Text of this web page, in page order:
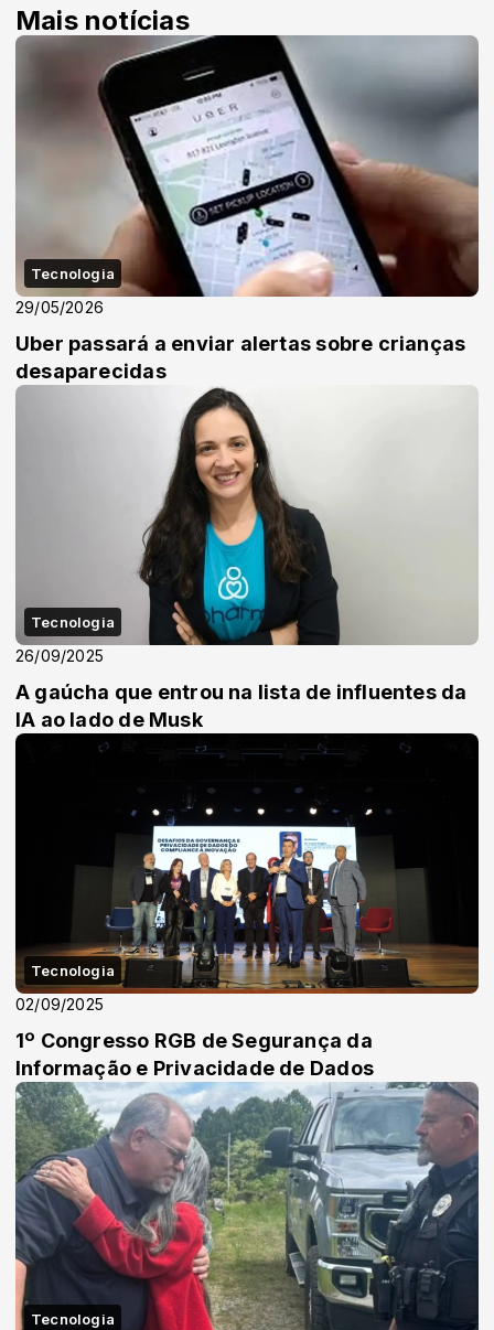
Mais notícias
Tecnologia
29/05/2026
Uber passará a enviar alertas sobre crianças
desaparecidas
Tecnologia
26/09/2025
A gaúcha que entrou na lista de influentes da
IA ao lado de Musk
Tecnologia
02/09/2025
1º Congresso RGB de Segurança da
Informação e Privacidade de Dados
Tecnologia